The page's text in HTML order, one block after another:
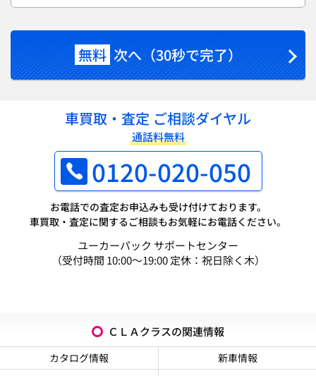
無料 次へ（30秒で完了）
車買取・査定 ご相談ダイヤル
通話料無料
0120-020-050
お電話での査定お申込みも受け付けております。
車買取・査定に関するご相談もお気軽にお電話ください。
ユーカーパック サポートセンター
（受付時間 10:00～19:00 定休：祝日除く木）
ＣＬＡクラスの関連情報
カタログ情報
新車情報